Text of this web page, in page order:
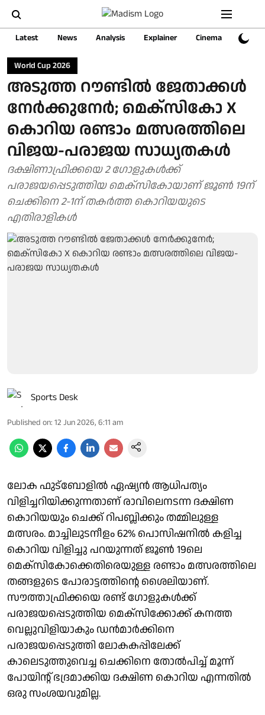
Latest News Analysis Explainer Cinema Sports
World Cup 2026
അടുത്ത റൗണ്ടിൽ ജേതാക്കൾ
നേർക്കുനേർ; മെക്സികോ X
കൊറിയ രണ്ടാം മത്സരത്തിലെ
വിജയ-പരാജയ സാധ്യതകൾ
ദക്ഷിണാഫ്രിക്കയെ 2 ​ഗോളുകൾക്ക്
പരാജയപ്പെടുത്തിയ മെക്സികോയാണ് ജൂൺ 19ന്
ചെക്കിനെ 2-1ന് തകർത്ത കൊറിയയുടെ
എതിരാളികൾ
Sports Desk
Published on: 12 Jun 2026, 6:11 am
ലോക ഫുട്ബോളിൽ ഏഷ്യൻ ആധിപത്യം
വിളിച്ചറിയിക്കുന്നതാണ് രാവിലെനടന്ന ദക്ഷിണ
കൊറിയയും ചെക്ക് റിപബ്ലിക്കും തമ്മിലുള്ള
മത്സരം. മാച്ചിലുടനീളം 62% പൊസിഷനിൽ കളിച്ച
കൊറിയ വിളിച്ചു പറയുന്നത് ജൂൺ 19ലെ
മെക്സികോക്കെതിരെയുള്ള രണ്ടാം മത്സരത്തിലെ
തങ്ങളുടെ പോരാട്ടത്തിന്റെ ശൈലിയാണ്.
സൗത്താഫ്രിക്കയെ രണ്ട് ​ഗോളുകൾക്ക്
പരാജയപ്പെടുത്തിയ മെക്സിക്കോക്ക് കനത്ത
വെല്ലുവിളിയാകും ഡൻമാർക്കിനെ
പരാജയപ്പെടുത്തി ലോകകപ്പിലേക്ക്
കാലെടുത്തുവെച്ച ചെക്കിനെ തോൽപിച്ച് മൂന്ന്
പോയിന്റ് ഭദ്രമാക്കിയ ദക്ഷിണ കൊറിയ എന്നതിൽ
ഒരു സംശയവുമില്ല.